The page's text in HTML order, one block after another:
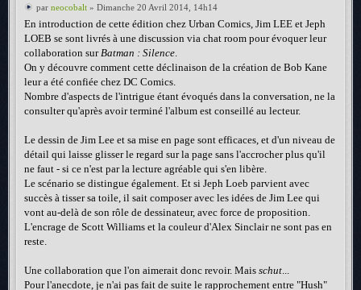
par neocobalt » Dimanche 20 Avril 2014, 14h14
En introduction de cette édition chez Urban Comics, Jim LEE et Jeph
LOEB se sont livrés à une discussion via chat room pour évoquer leur
collaboration sur Batman : Silence
On y découvre comment cette déclinaison de la création de Bob Kane
leur a été confiée chez DC Comics.
Nombre d'aspects de l'intrigue étant évoqués dans la conversation, ne la
consulter qu'après avoir terminé l'album est conseillé au lecteur.
Le dessin de Jim Lee et sa mise en page sont efficaces, et d'un niveau de
détail qui laisse glisser le regard sur la page sans l'accrocher plus qu'il
ne faut - si ce n'est par la lecture agréable qui s'en libère.
Le scénario se distingue également. Et si Jeph Loeb parvient avec
succès à tisser sa toile, il sait composer avec les idées de Jim Lee qui
vont au-delà de son rôle de dessinateur, avec force de proposition.
L'encrage de Scott Williams et la couleur d'Alex Sinclair ne sont pas en
reste.
Une collaboration que l'on aimerait donc revoir. Mais schut
Pour l'anecdote, je n'ai pas fait de suite le rapprochement entre "Hush"